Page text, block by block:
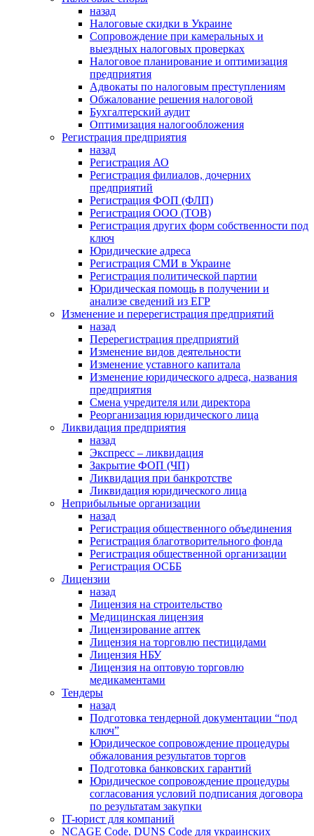
назад
Налоговые скидки в Украине
Сопровождение при камеральных и
выездных налоговых проверках
Налоговое планирование и оптимизация
предприятия
Адвокаты по налоговым преступлениям
Обжалование решения налоговой
Бухгалтерский аудит
Оптимизация налогообложения
Регистрация предприятия
назад
Регистрация АО
Регистрация филиалов, дочерних
предприятий
Регистрация ФОП (ФЛП)
Регистрация ООО (ТОВ)
Регистрация других форм собственности под
ключ
Юридические адреса
Регистрация СМИ в Украине
Регистрация политической партии
Юридическая помощь в получении и
анализе сведений из ЕГР
Изменение и перерегистрация предприятий
назад
Перерегистрация предприятий
Изменение видов деятельности
Изменение уставного капитала
Изменение юридического адреса, названия
предприятия
Смена учредителя или директора
Реорганизация юридического лица
Ликвидация предприятия
назад
Экспресс – ликвидация
Закрытие ФОП (ЧП)
Ликвидация при банкротстве
Ликвидация юридического лица
Неприбыльные организации
назад
Регистрация общественного объединения
Регистрация благотворительного фонда
Регистрация общественной организации
Регистрация ОСББ
Лицензии
назад
Лицензия на строительство
Медицинская лицензия
Лицензирование аптек
Лицензия на торговлю пестицидами
Лицензия НБУ
Лицензия на оптовую торговлю
медикаментами
Тендеры
назад
Подготовка тендерной документации “под
ключ”
Юридическое сопровождение процедуры
обжалования результатов торгов
Подготовка банковских гарантий
Юридическое сопровождение процедуры
согласования условий подписания договора
по результатам закупки
IT-юрист для компаний
NCAGE Code, DUNS Code для украинских